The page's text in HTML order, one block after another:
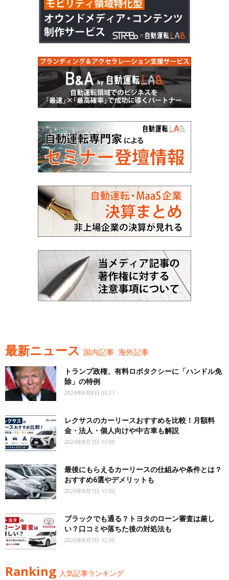
最新ニュース 国内記事 海外記事
トランプ政権、有料ロボタクシーに「ハンドル免
除」の特例
2026年8月8日 05:21
レクサスのカーリースおすすめを比較！月額料
金・法人・個人向けや中古車も解説
2026年8月7日 15:00
最後にもらえるカーリースの仕組みや条件とは？
おすすめ6選やデメリットも
2026年8月7日 13:00
ブラックでも通る？トヨタのローン審査は厳し
い？口コミや落ちた後の対処法も
2026年8月7日 12:00
Ranking 人気記事ランキング